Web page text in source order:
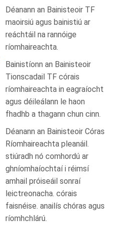
Déanann an Bainisteoir TF
maoirsiú agus bainistiú ar
reáchtáil na rannóige
ríomhaireachta.
Bainistíonn an Bainisteoir
Tionscadail TF córais
ríomhaireachta in eagraíocht
agus déileálann le haon
fhadhb a thagann chun cinn.
Déanann an Bainisteoir Córas
Ríomhaireachta pleanáil.
stiúradh nó comhordú ar
ghníomhaíochtaí i réimsí
amhail próiseáil sonraí
leictreonacha. córais
faisnéise. anailís chóras agus
ríomhchlárú.